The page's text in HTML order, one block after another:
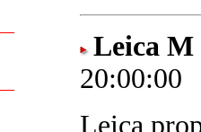
Leica M
20:00:00
Leica